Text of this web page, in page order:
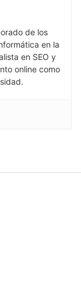
de los
en la
en SEO y
online como